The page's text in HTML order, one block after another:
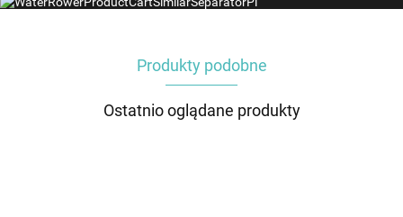
Produkty podobne
Ostatnio oglądane produkty